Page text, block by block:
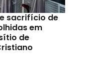
sacrifício de
em
de